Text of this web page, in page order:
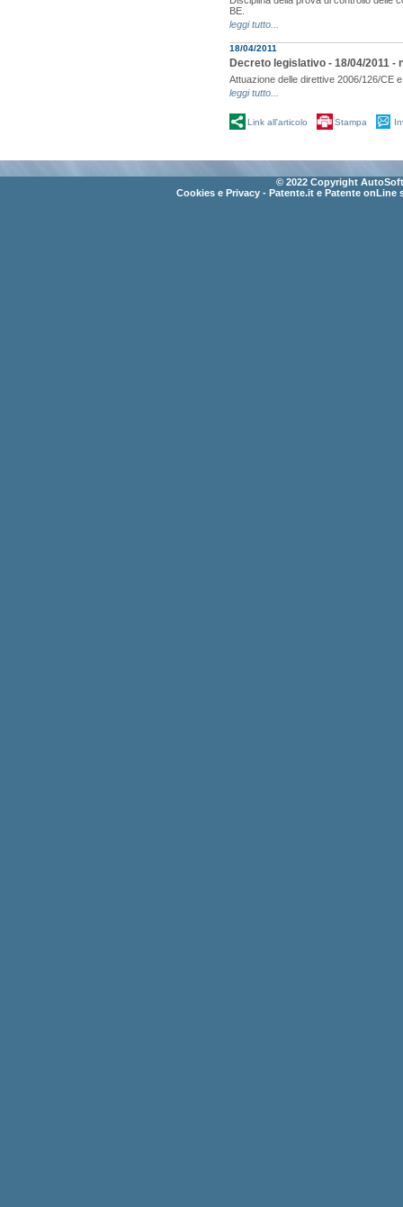
BE.
leggi tutto...
18/04/2011
Decreto legislativo - 18/04/2011 -
Attuazione delle direttive 2006/126/CE
leggi tutto...
Link all'articolo Stampa
© 2022 Copyright
Cookies e Privacy - Patente.it e Patente onLine